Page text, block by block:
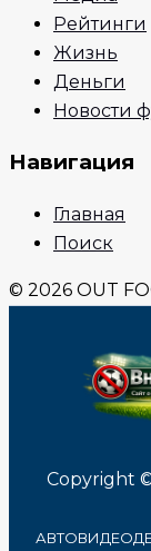
Рейтинги
Жизнь
Деньги
Новости
Навигация
Главная
Поиск
© 2026 OUT
Copyright
АВТОВИДЕО